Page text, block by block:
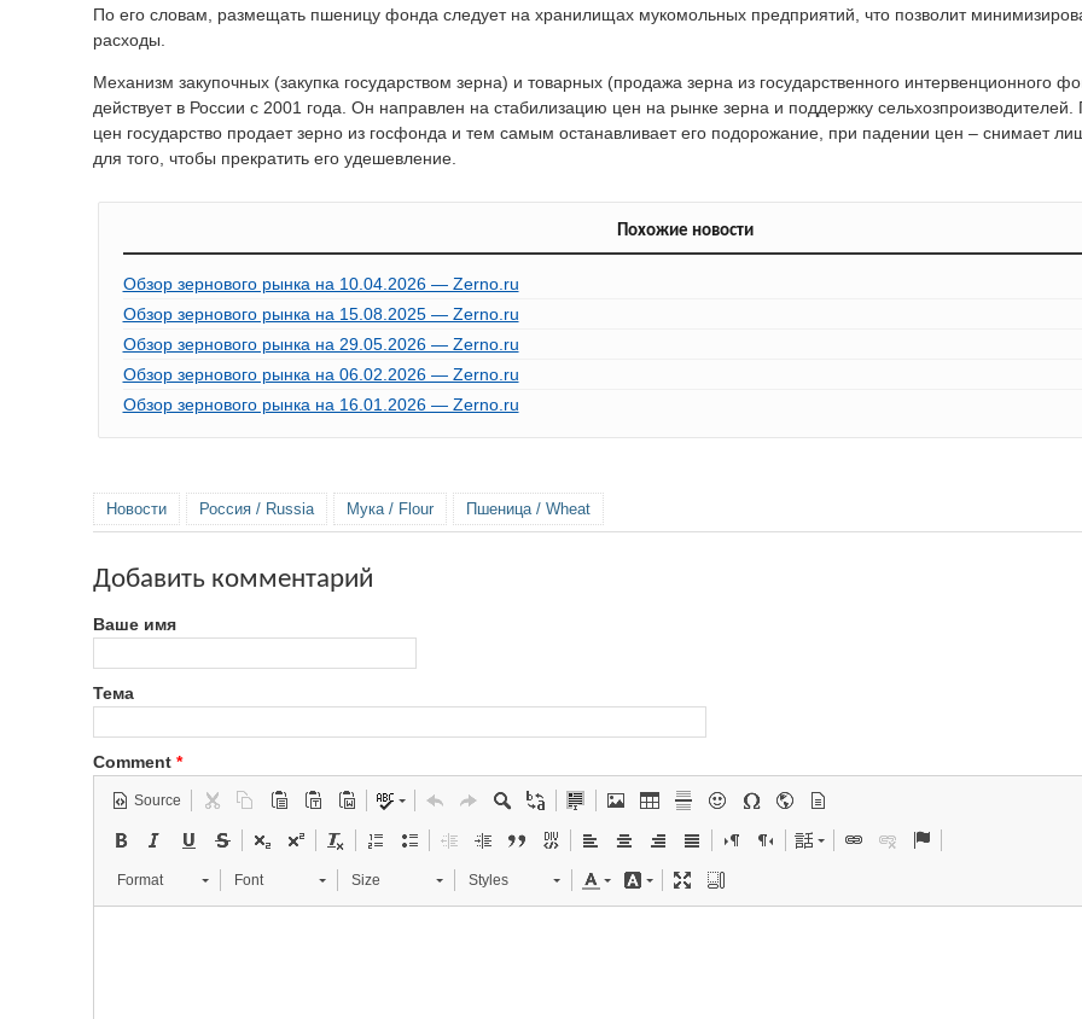
По его словам, размещать пшеницу фонда следует на хранилищах мукомольных предприятий, что позволит
расходы.
Механизм закупочных (закупка государством зерна) и товарных (продажа зерна из государственного интервенционного
действует в России с 2001 года. Он направлен на стабилизацию цен на рынке зерна и поддержку сельхозпроизводителей.
цен государство продает зерно из госфонда и тем самым останавливает его подорожание, при падении цен – снимает
для того, чтобы прекратить его удешевление.
Похожие новости
Обзор зернового рынка на 10.04.2026 — Zerno.ru
Обзор зернового рынка на 15.08.2025 — Zerno.ru
Обзор зернового рынка на 29.05.2026 — Zerno.ru
Обзор зернового рынка на 06.02.2026 — Zerno.ru
Обзор зернового рынка на 16.01.2026 — Zerno.ru
Новости Россия / Russia Мука / Flour Пшеница / Wheat
Добавить комментарий
Ваше имя
Тема
Comment *
Source
Format Font Size Styles